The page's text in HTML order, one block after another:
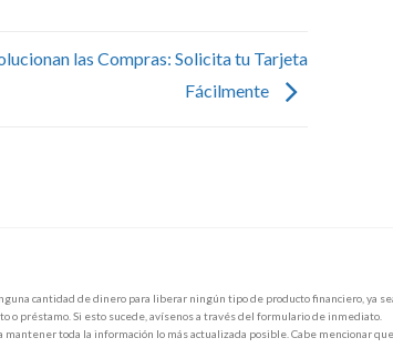
las Compras: Solicita tu Tarjeta
Fácilmente
cantidad de dinero para liberar ningún tipo de producto financiero, ya
o préstamo. Si esto sucede, avísenos a través del formulario de inmediato.
mantener toda la información lo más actualizada posible. Cabe mencionar que